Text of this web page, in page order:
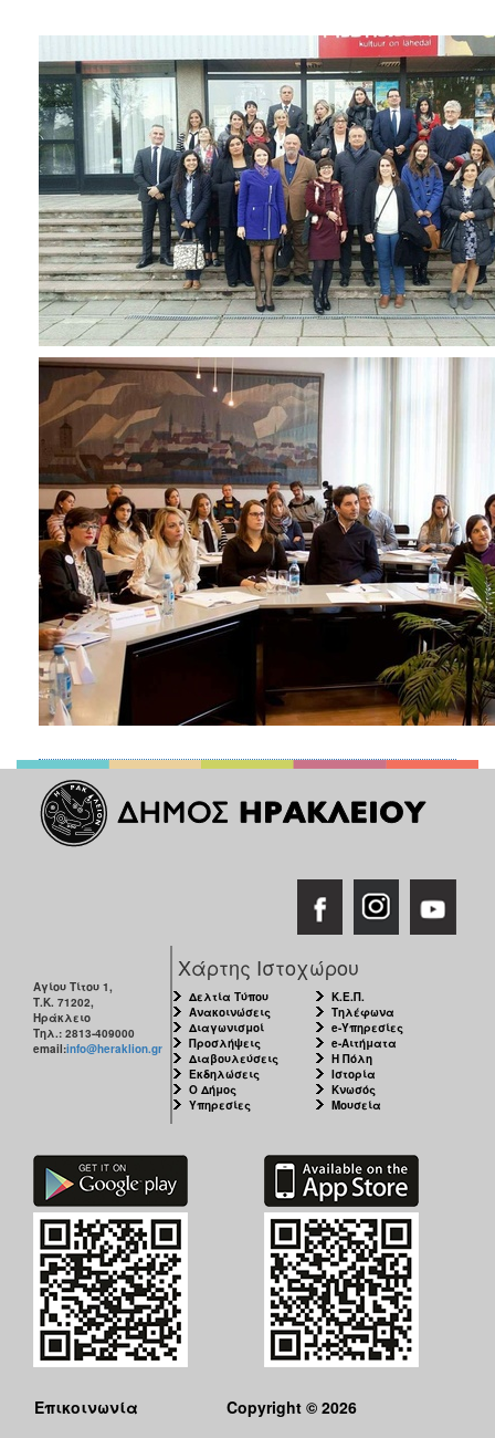
Αγίου Τίτου 1,
Τ.Κ. 71202,
Ηράκλειο
Τηλ.: 2813-409000
email:info@heraklion.gr
Χάρτης Ιστοχώρου
Δελτία Τύπου
Ανακοινώσεις
Διαγωνισμοί
Προσλήψεις
Διαβουλεύσεις
Εκδηλώσεις
Ο Δήμος
Υπηρεσίες
Κ.Ε.Π.
Τηλέφωνα
e-Υπηρεσίες
e-Αιτήματα
Η Πόλη
Ιστορία
Κνωσός
Μουσεία
Επικοινωνία
Copyright © 2026